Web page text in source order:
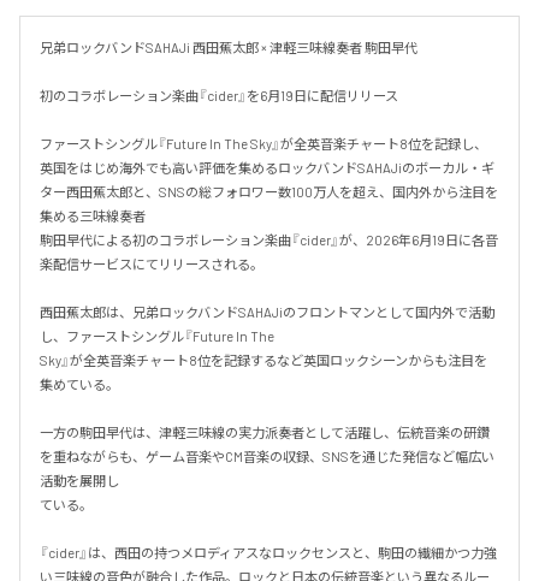
兄弟ロックバンドSAHAJi 西田蕉太郎 × 津軽三味線奏者 駒田早代
初のコラボレーション楽曲『cider』を6月19日に配信リリース
ファーストシングル『Future In The Sky』が全英音楽チャート8位を記録し、
英国をはじめ海外でも高い評価を集めるロックバンドSAHAJiのボーカル・ギ
ター西田蕉太郎と、SNSの総フォロワー数100万人を超え、国内外から注目を
集める三味線奏者
駒田早代による初のコラボレーション楽曲『cider』が、2026年6月19日に各音
楽配信サービスにてリリースされる。
西田蕉太郎は、兄弟ロックバンドSAHAJiのフロントマンとして国内外で活動
し、ファーストシングル『Future In The
Sky』が全英音楽チャート8位を記録するなど英国ロックシーンからも注目を
集めている。
一方の駒田早代は、津軽三味線の実力派奏者として活躍し、伝統音楽の研鑽
を重ねながらも、ゲーム音楽やCM音楽の収録、SNSを通じた発信など幅広い
活動を展開し
ている。
『cider』は、西田の持つメロディアスなロックセンスと、駒田の繊細かつ力強
い三味線の音色が融合した作品。ロックと日本の伝統音楽という異なるルー